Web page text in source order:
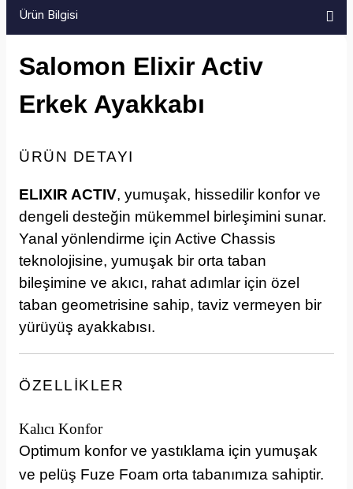
Ürün Bilgisi
Salomon Elixir Activ
Erkek Ayakkabı
ÜRÜN DETAYI
ELIXIR ACTIV, yumuşak, hissedilir konfor ve
dengeli desteğin mükemmel birleşimini sunar.
Yanal yönlendirme için Active Chassis
teknolojisine, yumuşak bir orta taban
bileşimine ve akıcı, rahat adımlar için özel
taban geometrisine sahip, taviz vermeyen bir
yürüyüş ayakkabısı.
ÖZELLİKLER
Kalıcı Konfor
Optimum konfor ve yastıklama için yumuşak
ve pelüş Fuze Foam orta tabanımıza sahiptir.